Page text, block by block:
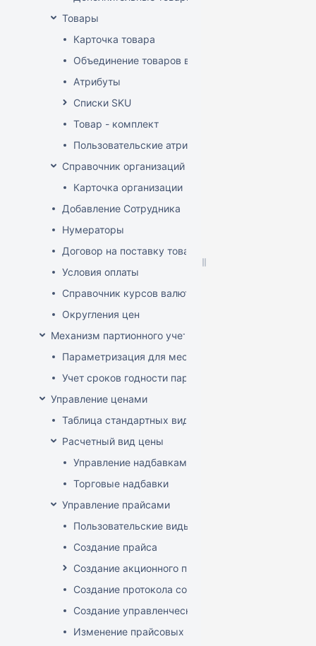
Товары
Карточка товара
Объединение товаров в один (Слияние товаров)
Атрибуты
Списки SKU
Товар - комплект
Пользовательские атрибуты
Справочник организаций
Карточка организации
Добавление Сотрудника
Нумераторы
Договор на поставку товаров (форма)
Условия оплаты
Справочник курсов валют
Округления цен
Механизм партионного учета
Параметризация для места хранения механизма
Учет сроков годности партий
Управление ценами
Таблица стандартных видов цен
Расчетный вид цены
Управление надбавками
Торговые надбавки
Управление прайсами
Пользовательские виды цен
Создание прайса
Создание акционного прайса
Создание протокола согласования цен
Создание управленческого прайса
Изменение прайсовых цен